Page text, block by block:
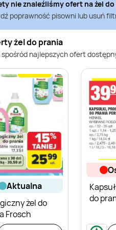
nie znaleźliśmy ofert nażel
poprawność pisowni lub usuń
żel do prania
spośród najlepszych ofert
aktualna
żel do
Frosch
do